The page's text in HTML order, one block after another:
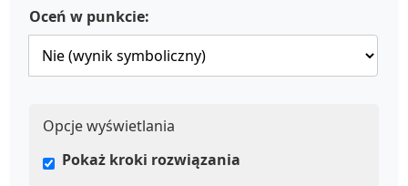
Oceń w punkcie:
Opcje wyświetlania
Pokaż kroki rozwiązania